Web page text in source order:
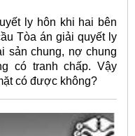
ly hôn khi hai bên
Tòa án giải quyết ly
sản chung, nợ chung
có tranh chấp. Vậy
có được không?